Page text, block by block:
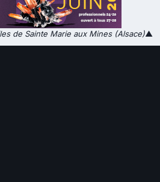
de Sainte Marie aux Mines (Alsace)▲